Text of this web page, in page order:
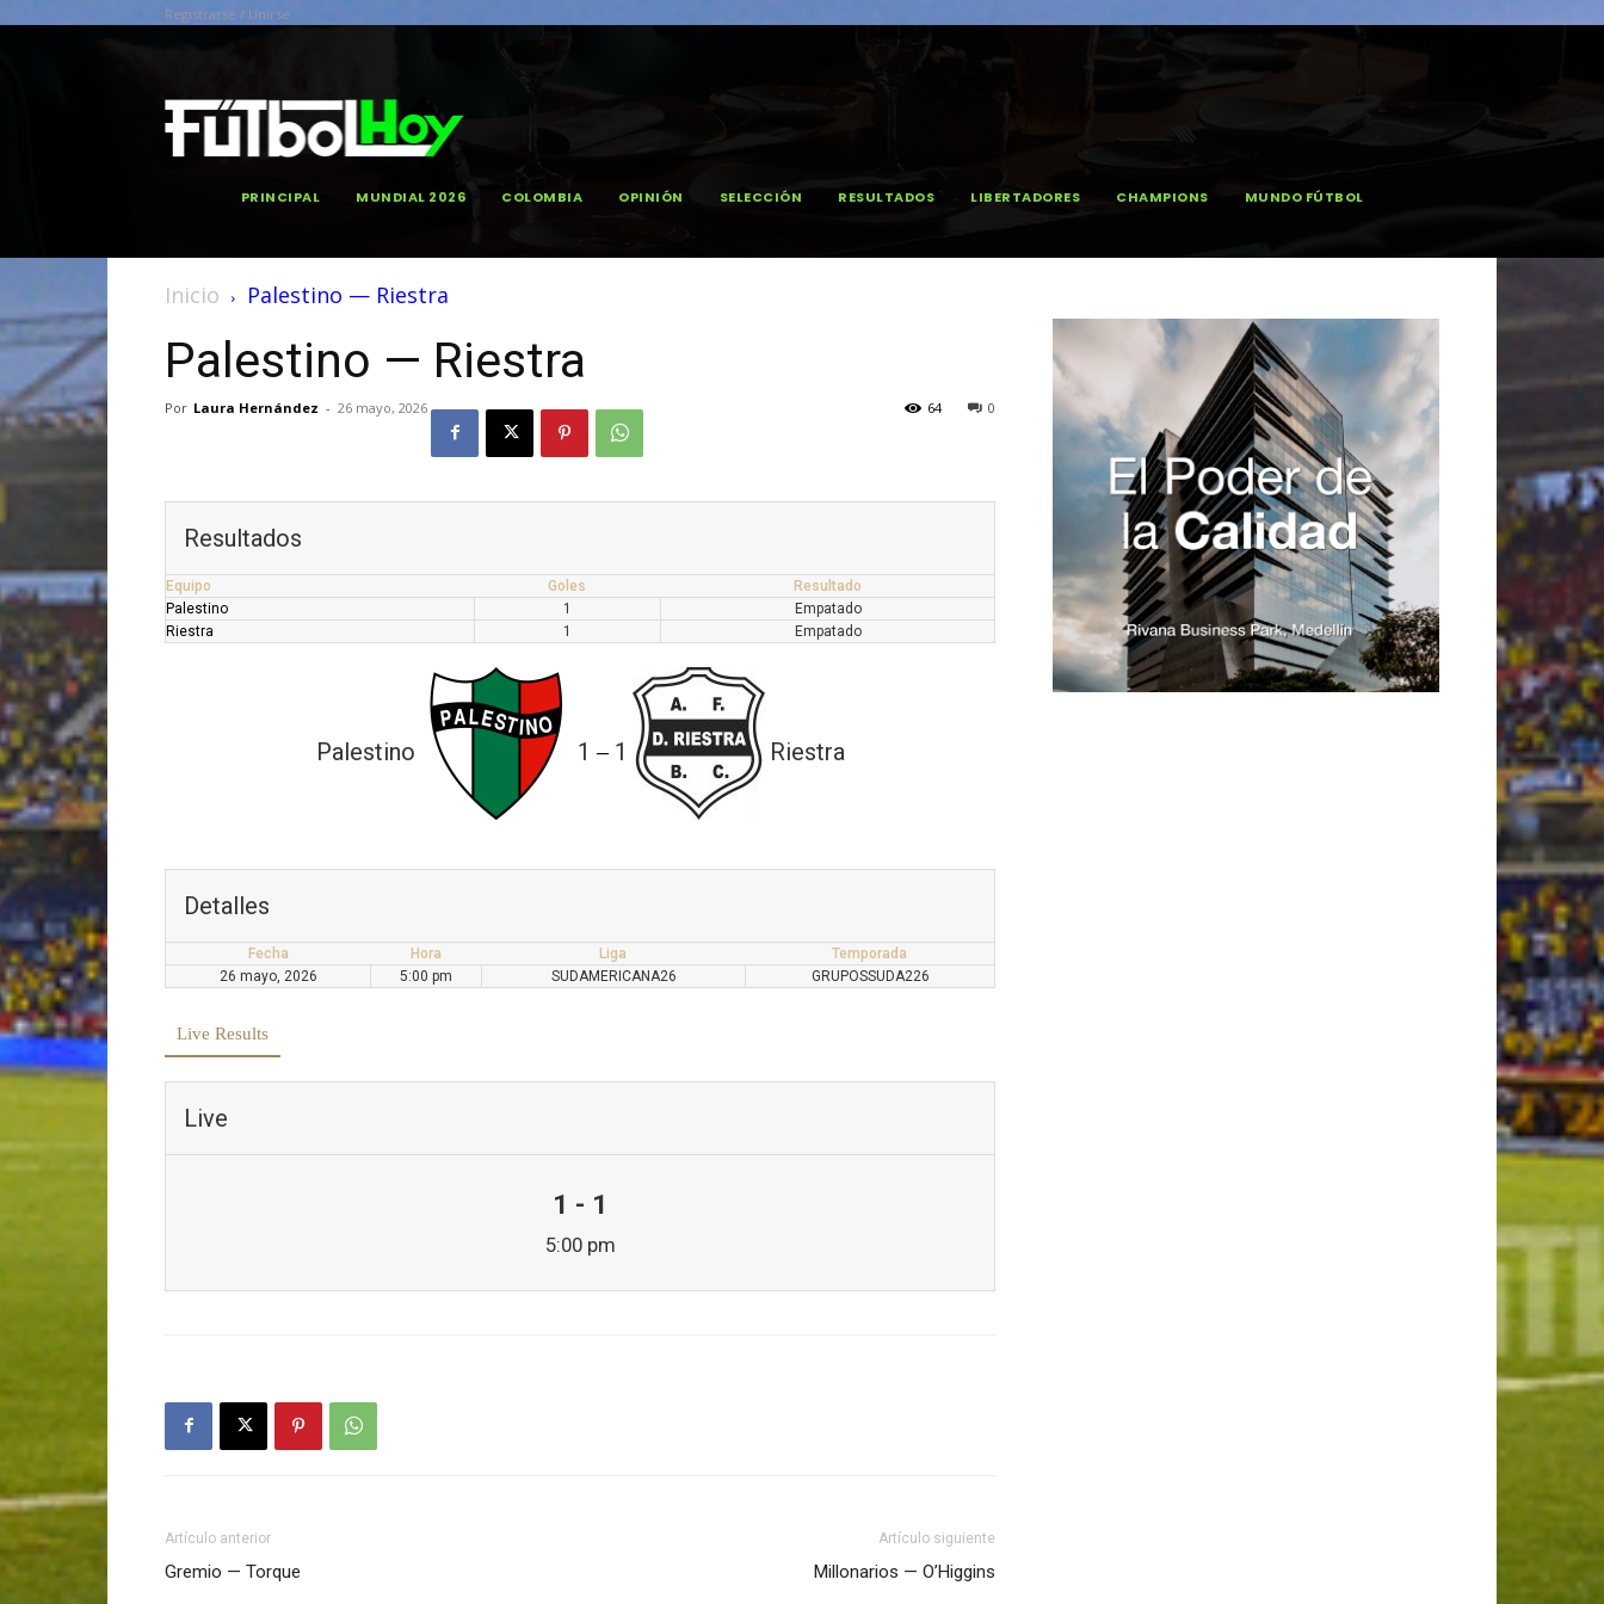
Registrarse / Unirse
PRINCIPAL MUNDIAL 2026 COLOMBIA OPINIÓN SELECCIÓN RESULTADOS LIBERTADORES CHAMPIONS MUNDO FÚTBOL
Inicio Palestino — Riestra
Palestino — Riestra
Por Laura Hernández - 26 mayo, 2026 0
64
Resultados
Equipo Goles
Resultado
Palestino
1
Empatado
Riestra
1 Empatado
Palestino 1 — 1 Riestra
Detalles
Fecha Hora Liga
Temporada
26 mayo, 2026
5:00 pm SUDAMERICANA26 GRUPOSSUDA226
Live Results
Live
1 - 1
5:00 pm
Artículo anterior
Gremio — Torque
Artículo siguiente
Millonarios — O’Higgins